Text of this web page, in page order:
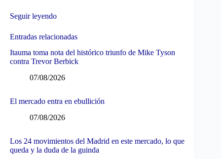
Seguir leyendo
Entradas relacionadas
Itauma toma nota del histórico triunfo de Mike Tyson
contra Trevor Berbick
07/08/2026
El mercado entra en ebullición
07/08/2026
Los 24 movimientos del Madrid en este mercado, lo que
queda y la duda de la guinda